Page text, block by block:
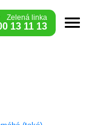
Zelená linka
13 11 13